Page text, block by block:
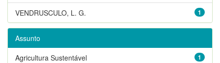
1
VENDRUSCULO, L. G.
Assunto
1
Agricultura Sustentável